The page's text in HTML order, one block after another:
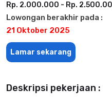
Rp. 2.000.000 - Rp.
Lowongan berakhir pada :
21 Oktober 2025
Lamar sekarang
Deskripsi pekerjaan :